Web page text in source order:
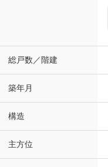
総戸数／階建
築年月
構造
主方位